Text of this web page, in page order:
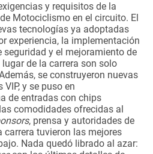
y requisitos de la
Motociclismo en el circuito. El
tecnologías ya adoptadas
experiencia, la implementación
seguridad y el mejoramiento de
de la carrera son solo
se construyeron nuevas
y se puso en
de entradas con chips
comodidades ofrecidas al
, prensa y autoridades de
carrera tuvieron las mejores
Nada quedó librado al azar: